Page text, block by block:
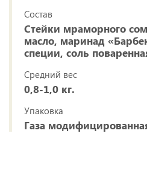
Состав
Стейки мраморного
масло, маринад
специи, соль
Средний вес
0,8-1,0 кг.
Упаковка
Газа